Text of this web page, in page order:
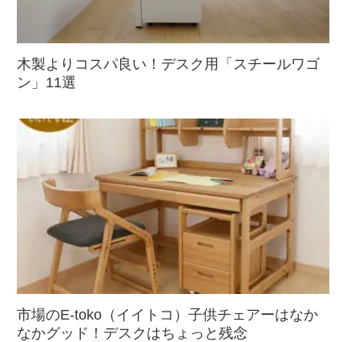
木製よりコスパ良い！デスク用「スチールワゴ
ン」11選
市場のE-toko（イイトコ）子供チェアーはなか
なかグッド！デスクはちょっと残念